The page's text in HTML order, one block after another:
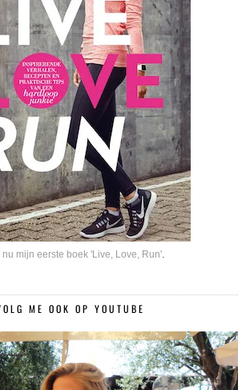
nu mijn eerste boek 'Live, Love, Run'
ME OOK OP YOUTUBE